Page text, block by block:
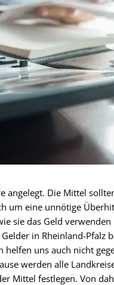
angelegt. Die Mittel
um eine unnötige
sie das Geld
in Rheinland-Pfalz
helfen uns auch nicht
werden alle
Mittel festlegen. Von